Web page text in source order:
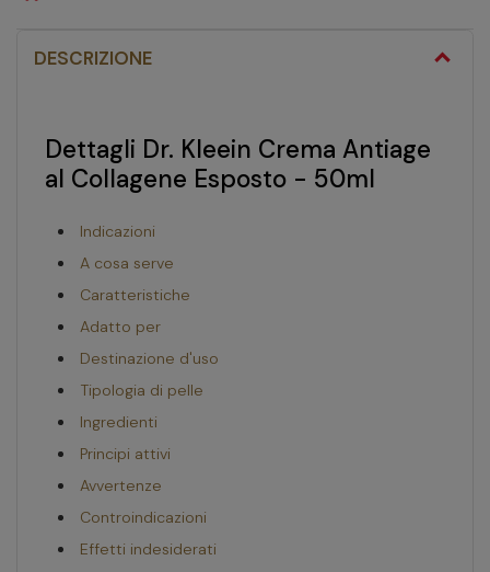
DESCRIZIONE
Dettagli Dr. Kleein Crema Antiage
al Collagene Esposto - 50ml
Indicazioni
A cosa serve
Caratteristiche
Adatto per
Destinazione d'uso
Tipologia di pelle
Ingredienti
Principi attivi
Avvertenze
Controindicazioni
Effetti indesiderati